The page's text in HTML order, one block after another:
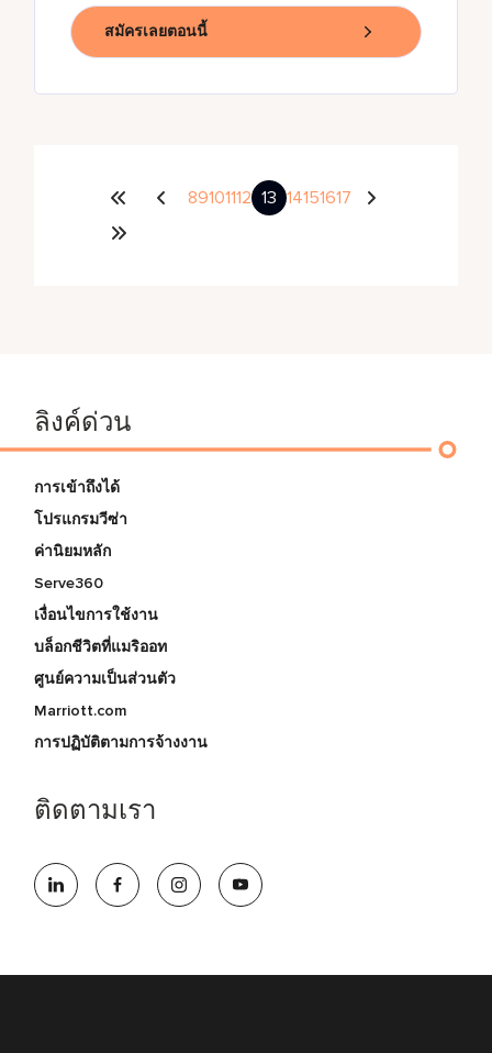
สมัครเลยตอนนี้
89101112 13 14151617
ลิงค์ด่วน
การเข้าถึงได้
โปรแกรมวีซ่า
ค่านิยมหลัก
Serve360
เงื่อนไขการใช้งาน
บล็อกชีวิตที่แมริออท
ศูนย์ความเป็นส่วนตัว
Marriott.com
การปฏิบัติตามการจ้างงาน
ติดตามเรา